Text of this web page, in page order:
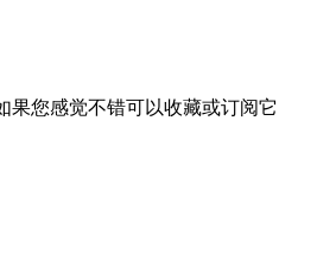
果您感觉不错可以收藏或订阅它